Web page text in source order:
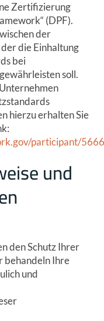
Zertifizierung
(DPF).
der
die Einhaltung
bei
soll.
hierzu erhalten Sie
participant/
und
den Schutz Ihrer
behandeln Ihre
und